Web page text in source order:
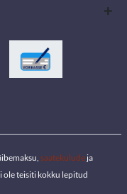
saatekulude ja
ole teisiti kokku lepitud